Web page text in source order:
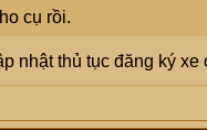
cụ rồi.
nhật thủ tục đăng ký xe